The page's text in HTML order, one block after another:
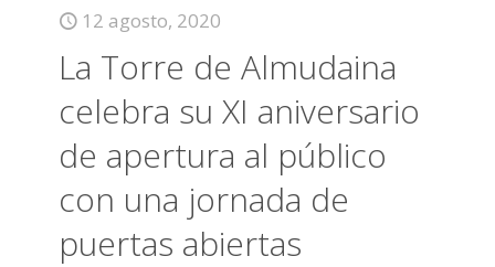
12 agosto, 2020
La Torre de Almudaina
celebra su XI aniversario
de apertura al público
con una jornada de
puertas abiertas